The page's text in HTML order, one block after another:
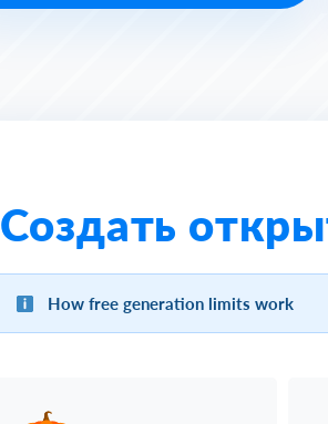
Создать
How free generation limits work